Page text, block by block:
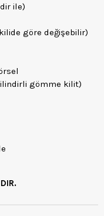
ile)
kilide göre değişebilir)
gömme kilit)